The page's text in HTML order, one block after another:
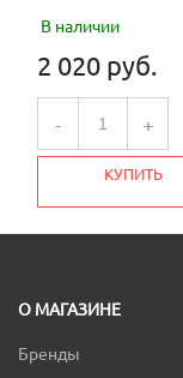
В наличии
2 020 руб.
- +
КУПИТЬ
О МАГАЗИНЕ
Бренды